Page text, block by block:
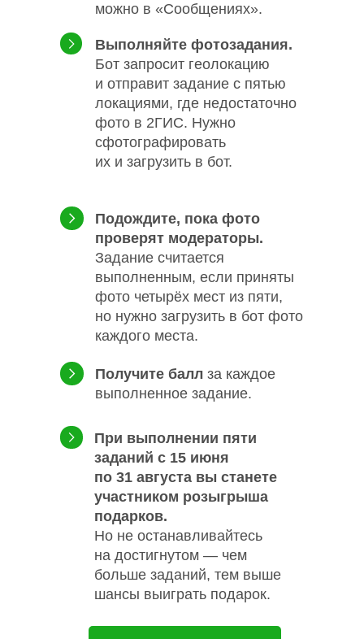
можно в «Сообщениях».
Выполняйте фотозадания.
Бот запросит геолокацию
и отправит задание с пятью
локациями, где недостаточно
фото в 2ГИС. Нужно
сфотографировать
их и загрузить в бот.
Получите балл за каждое
выполненное задание.
Подождите, пока фото
проверят модераторы.
Задание считается
выполненным, если приняты
фото четырёх мест из пяти,
но нужно загрузить в бот фото
каждого места.
При выполнении пяти
заданий с 15 июня
по 31 августа вы станете
участником розыгрыша
подарков.
Но не останавливайтесь
на достигнутом — чем
больше заданий, тем выше
шансы выиграть подарок.